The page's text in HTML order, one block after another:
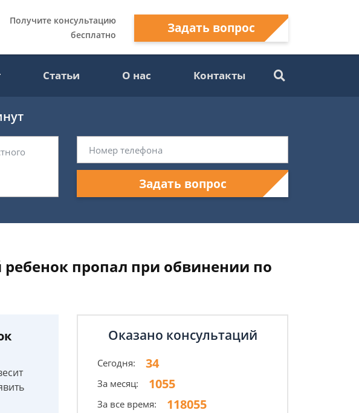
Получите консультацию
бесплатно
Задать вопрос
Статьи О нас Контакты
Задать вопрос
ребенок пропал при обвинении по
Оказано консультаций
Сегодня: 34
За месяц: 1055
За все время: 118055